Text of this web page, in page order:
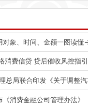
对象、时间、金额一图读
消费信贷 贷后催收风控指
总局联合印发《关于调整
消费金融公司管理办法》